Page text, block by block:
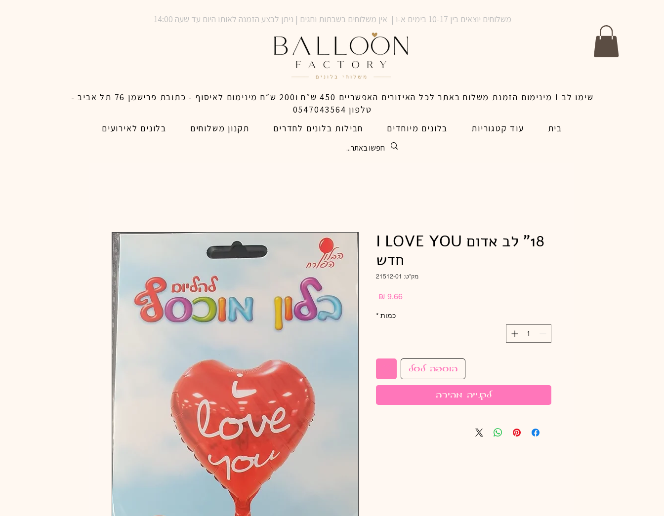
משלוחים יוצאים בין 10-17 בימים א-ו | אין משלוחים בשבתות וחגים | ניתן לבצע הזמנה לאותו היום עד שעה 14:00
שימו לב ! מינימום הזמנת משלוח באתר לכל האיזורים האפשריים 450 ש״ח ו200 ש״ח מינימום לאיסוף - כתובת פרישמן 76 תל אביב -
טלפון 0547043564
בית
עוד קטגוריות בלונים מיוחדים חבילות בלונים לחדרים תקנון משלוחים בלונים לאירועים
18" לב אדום I LOVE YOU
חדש
מק"ט: 21512-01
כמות *
הוספה לסל
לקנייה מהירה